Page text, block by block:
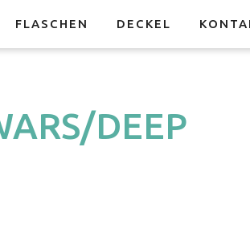
FLASCHEN DECKEL
DEEP